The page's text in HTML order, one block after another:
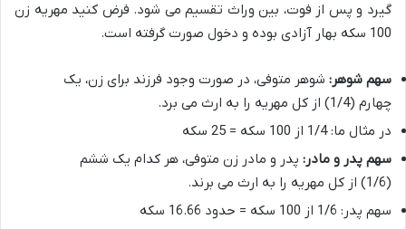
گیرد و پس از فوت، بین وراث تقسیم می شود. فرض کنید مهریه زن
100 سکه بهار آزادی بوده و دخول صورت گرفته است.
سهم شوهر: شوهر متوفی، در صورت وجود فرزند برای زن، یک
چهارم (1/4) از کل مهریه را به ارث می برد.
در مثال ما: 1/4 از 100 سکه = 25 سکه
سهم پدر و مادر: پدر و مادر زن متوفی، هر کدام یک ششم
(1/6) از کل مهریه را به ارث می برند.
سهم پدر: 1/6 از 100 سکه = حدود 16.66 سکه